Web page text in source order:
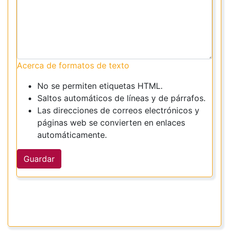
Acerca de formatos de texto
No se permiten etiquetas HTML.
Saltos automáticos de líneas y de párrafos.
Las direcciones de correos electrónicos y
páginas web se convierten en enlaces
automáticamente.
Guardar